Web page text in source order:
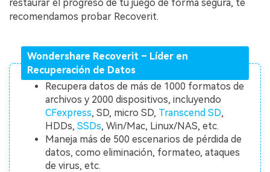
restaurar el progreso de tu juego de forma segura, te
recomendamos probar Recoverit.
Wondershare Recoverit – Líder en
Recuperación de Datos
Recupera datos de más de 1000 formatos de
archivos y 2000 dispositivos, incluyendo
CFexpress, SD, micro SD, Transcend SD,
HDDs,SSDs, Win/Mac, Linux/NAS, etc.
Maneja más de 500 escenarios de pérdida de
datos, como eliminación, formateo, ataques
de virus, etc.